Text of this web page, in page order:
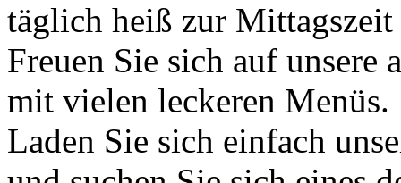
täglich heiß zur Mittagszeit
Freuen Sie sich auf unsere
mit vielen leckeren Menüs.
Laden Sie sich einfach